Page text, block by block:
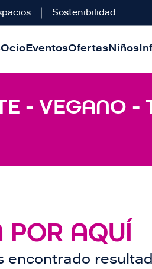
Sostenibilidad
OcioEventosOfertasNiños
- VEGANO
POR AQUÍ
encontrado